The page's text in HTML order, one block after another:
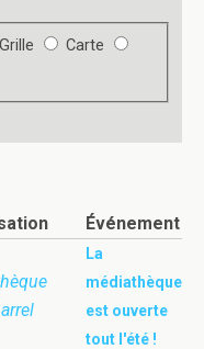
Grille
Carte
Événement
La
médiathèque
est ouverte
tout l'été !